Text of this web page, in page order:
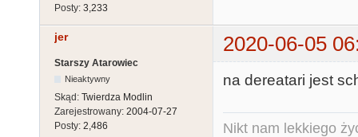
Posty: 3,233
jer 2020-06-05
Starszy Atarowiec
Nieaktywny
Skąd: Twierdza Modlin
Zarejestrowany: 2004-07-27
Posty: 2,486
na dereatari jest
Nikt nam lekkiego